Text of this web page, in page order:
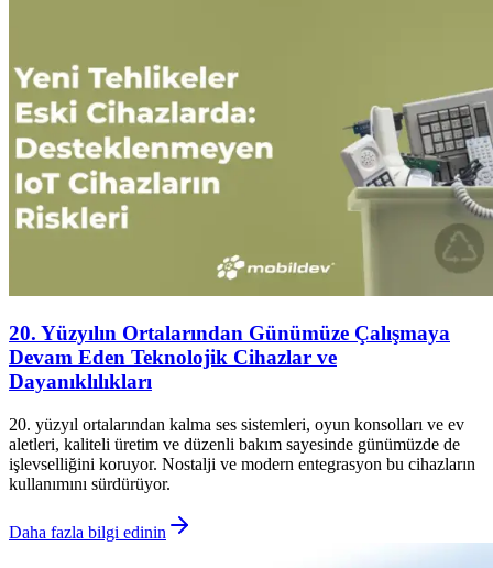
20. Yüzyılın Ortalarından Günümüze Çalışmaya
Devam Eden Teknolojik Cihazlar ve
Dayanıklılıkları
20. yüzyıl ortalarından kalma ses sistemleri, oyun konsolları ve ev
aletleri, kaliteli üretim ve düzenli bakım sayesinde günümüzde de
işlevselliğini koruyor. Nostalji ve modern entegrasyon bu cihazların
kullanımını sürdürüyor.
Daha fazla bilgi edinin